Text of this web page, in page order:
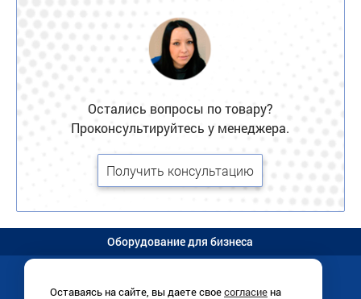
Оставаясь на сайте, вы даете своесогласиена
Остались вопросы по товару?
Проконсультируйтесь у менеджера.
Получить консультацию
Оборудование для бизнеса